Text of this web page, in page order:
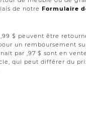
de notre Formulaire
$ peuvent être
un remboursement
par ,97 $ sont en
qui peut différer du